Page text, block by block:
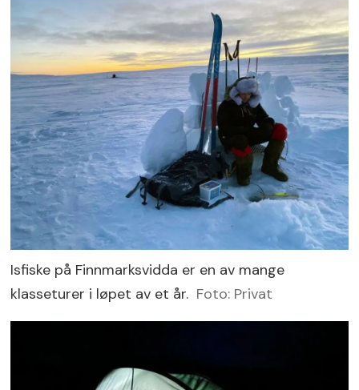
Isfiske på Finnmarksvidda er en av mange
klasseturer i løpet av et år. Foto: Privat